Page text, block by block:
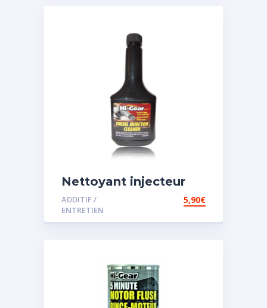
Nettoyant injecteur
diesel
ADDITIF /
ENTRETIEN
5,90€